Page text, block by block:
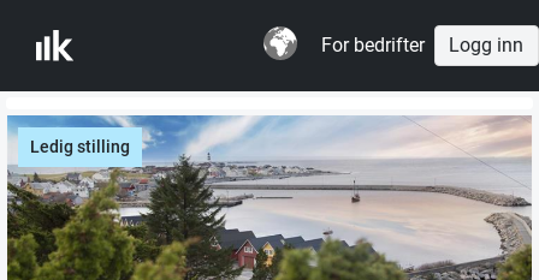
For bedrifter Logg inn
Ledig stilling